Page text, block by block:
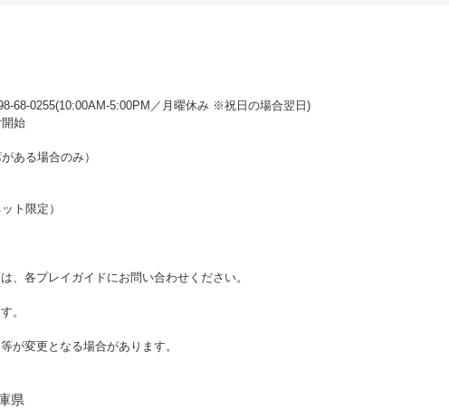
68-0255(10:00AM‐5:00PM／月曜休み ※祝日の場合翌日)
始
ある場合のみ）
ト限定）
各プレイガイドにお問い合わせください。
。
が変更となる場合があります。
県